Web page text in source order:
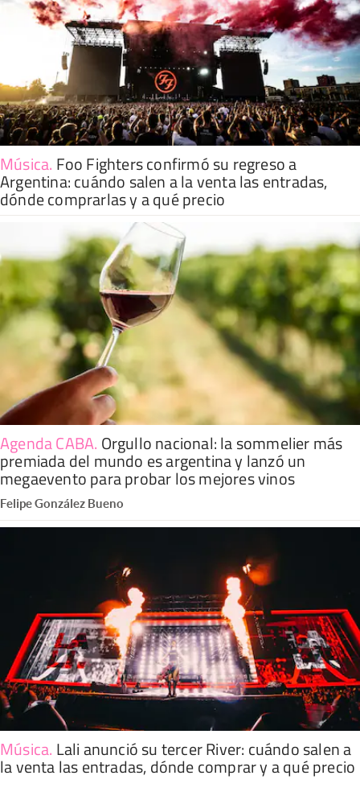
Música. Foo Fighters confirmó su regreso a
Argentina: cuándo salen a la venta las entradas,
dónde comprarlas y a qué precio
Agenda CABA. Orgullo nacional: la sommelier más
premiada del mundo es argentina y lanzó un
megaevento para probar los mejores vinos
Felipe González Bueno
Música. Lali anunció su tercer River: cuándo salen a
la venta las entradas, dónde comprar y a qué precio